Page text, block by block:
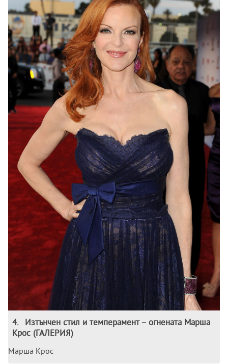
4.
Изтънчен стил и темперамент – огнената Марша
Крос (ГАЛЕРИЯ)
Марша Крос